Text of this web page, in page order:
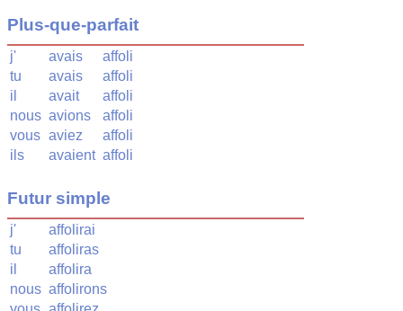
Plus-que-parfait
j' avais
affoli
tu
avais
affoli
il
avait
affoli
nous avions
affoli
vous aviez
affoli
ils
avaient affoli
Futur simple
j'
affolirai
tu
affoliras
il
affolira
nous affolirons